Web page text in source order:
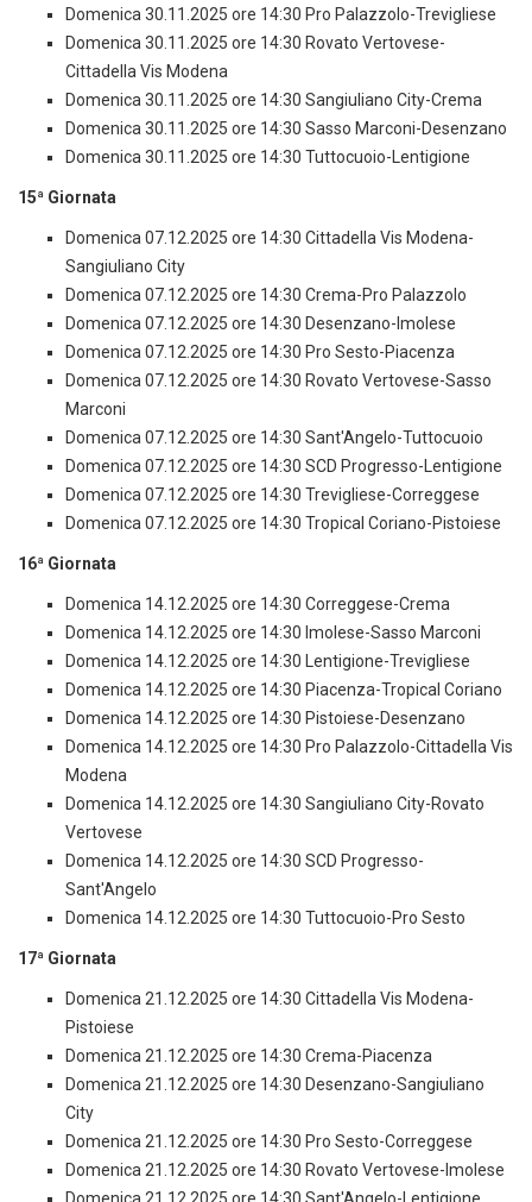
Domenica 30.11.2025 ore 14:30 Pro Palazzolo-Trevigliese
Domenica 30.11.2025 ore 14:30 Rovato Vertovese-
Cittadella Vis Modena
Domenica 30.11.2025 ore 14:30 Sangiuliano City-Crema
Domenica 30.11.2025 ore 14:30 Sasso Marconi-Desenzano
Domenica 30.11.2025 ore 14:30 Tuttocuoio-Lentigione
15ª Giornata
Domenica 07.12.2025 ore 14:30 Cittadella Vis Modena-
Sangiuliano City
Domenica 07.12.2025 ore 14:30 Crema-Pro Palazzolo
Domenica 07.12.2025 ore 14:30 Desenzano-Imolese
Domenica 07.12.2025 ore 14:30 Pro Sesto-Piacenza
Domenica 07.12.2025 ore 14:30 Rovato Vertovese-Sasso
Marconi
Domenica 07.12.2025 ore 14:30 Sant'Angelo-Tuttocuoio
Domenica 07.12.2025 ore 14:30 SCD Progresso-Lentigione
Domenica 07.12.2025 ore 14:30 Trevigliese-Correggese
Domenica 07.12.2025 ore 14:30 Tropical Coriano-Pistoiese
16ª Giornata
Domenica 14.12.2025 ore 14:30 Correggese-Crema
Domenica 14.12.2025 ore 14:30 Imolese-Sasso Marconi
Domenica 14.12.2025 ore 14:30 Lentigione-Trevigliese
Domenica 14.12.2025 ore 14:30 Piacenza-Tropical Coriano
Domenica 14.12.2025 ore 14:30 Pistoiese-Desenzano
Domenica 14.12.2025 ore 14:30 Pro Palazzolo-Cittadella Vis
Modena
Domenica 14.12.2025 ore 14:30 Sangiuliano City-Rovato
Vertovese
Domenica 14.12.2025 ore 14:30 SCD Progresso-
Sant'Angelo
Domenica 14.12.2025 ore 14:30 Tuttocuoio-Pro Sesto
17ª Giornata
Domenica 21.12.2025 ore 14:30 Cittadella Vis Modena-
Pistoiese
Domenica 21.12.2025 ore 14:30 Crema-Piacenza
Domenica 21.12.2025 ore 14:30 Desenzano-Sangiuliano
City
Domenica 21.12.2025 ore 14:30 Pro Sesto-Correggese
Domenica 21.12.2025 ore 14:30 Rovato Vertovese-Imolese
Domenica 21.12.2025 ore 14:30 Sant'Angelo-Lentigione